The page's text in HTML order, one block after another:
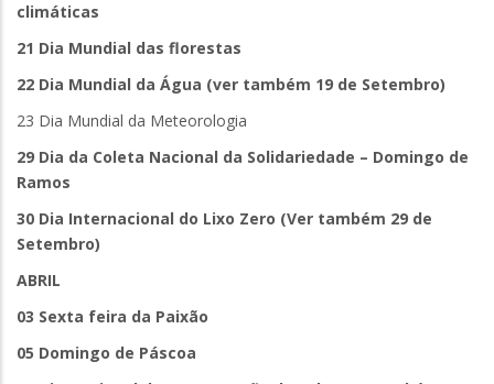
climáticas
21 Dia Mundial das florestas
22 Dia Mundial da Água (ver também 19 de Setembro)
23 Dia Mundial da Meteorologia
29 Dia da Coleta Nacional da Solidariedade – Domingo de
Ramos
30 Dia Internacional do Lixo Zero (Ver também 29 de
Setembro)
ABRIL
03 Sexta feira da Paixão
05 Domingo de Páscoa